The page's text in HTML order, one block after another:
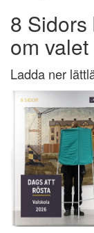
8 Sidors
om
Ladda ner